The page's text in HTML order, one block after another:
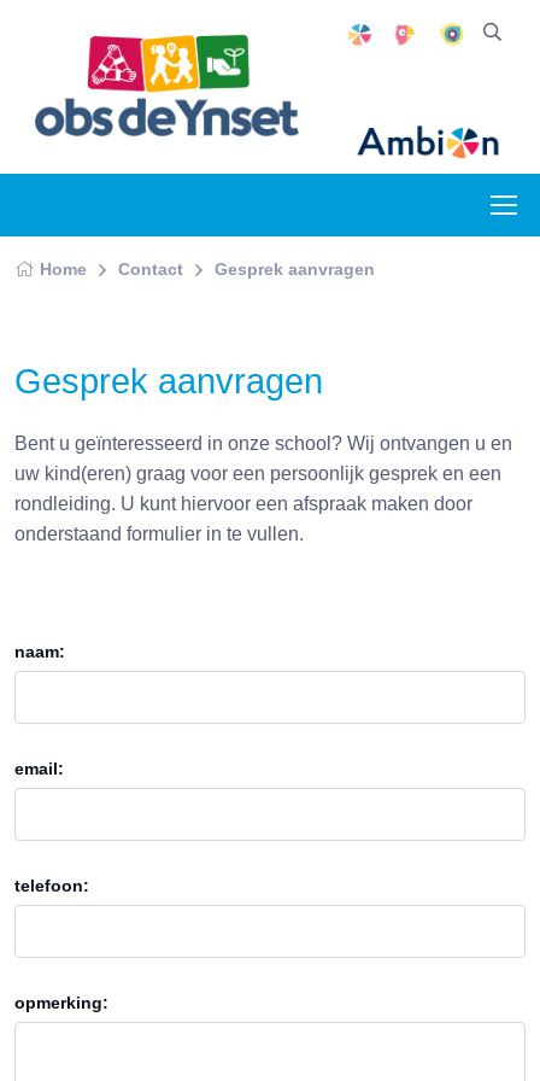
Home Contact Gesprek aanvragen
Gesprek aanvragen
Bent u geïnteresseerd in onze school? Wij ontvangen u en
uw kind(eren) graag voor een persoonlijk gesprek en een
rondleiding. U kunt hiervoor een afspraak maken door
onderstaand formulier in te vullen.
naam:
email:
telefoon:
opmerking: